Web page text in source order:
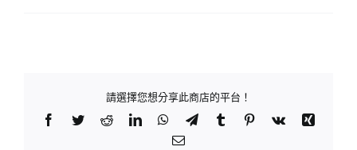
請選擇您想分享此商店的平台！
Facebook
TwitterRedditLinkedInWhatsApp
TelegramTumblr Pinterest
Vk
Xing
Email: